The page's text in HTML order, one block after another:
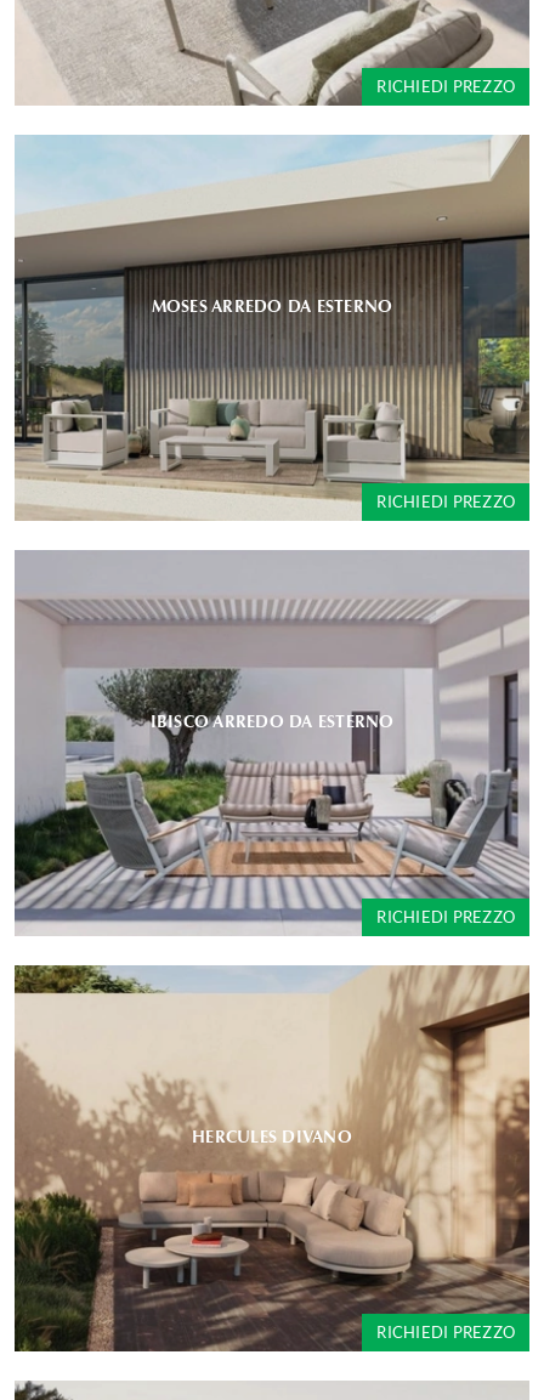
RICHIEDI PREZZO
MOSES ARREDO DA ESTERNO
RICHIEDI PREZZO
IBISCO ARREDO DA ESTERNO
RICHIEDI PREZZO
HERCULES DIVANO
RICHIEDI PREZZO